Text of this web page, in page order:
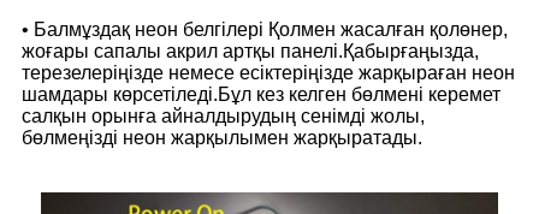
• Балмұздақ неон белгілері Қолмен жасалған қолөнер,
жоғары сапалы акрил артқы панелі.Қабырғаңызда,
терезелеріңізде немесе есіктеріңізде жарқыраған неон
шамдары көрсетіледі.Бұл кез келген бөлмені керемет
салқын орынға айналдырудың сенімді жолы,
бөлмеңізді неон жарқылымен жарқыратады.